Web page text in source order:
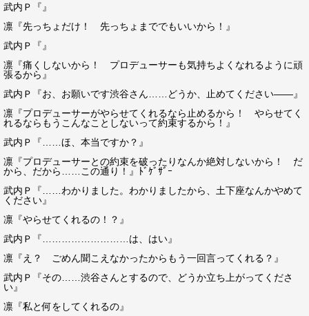
武内Ｐ『』
凛『先っちょだけ！ 先っちょまででもいいから！』
武内Ｐ『』
凛『痛くしないから！ プロデューサーも気持ちよくなれるように頑
張るから』
武内Ｐ『お、お願いです渋谷さん……どうか、止めてください――』
凛『プロデューサーがやらせてくれるなら止めるから！ やらせてく
れるならもうこんなことしないって約束するから！』
武内Ｐ『……ほ、本当ですか？』
凛『プロデューサーとの約束を破ったりなんか絶対しないから！ だ
から、だから……この通り！』ﾄﾞｹﾞｻﾞｰ
武内Ｐ『……わかりました。わかりましたから、土下座なんかやめて
ください』
凛『やらせてくれるの！？』
武内Ｐ『………………………は、はい』
凛『え？ ごめん聞こえなかったからもう一回言ってくれる？』
武内Ｐ『その……渋谷さんとするので、どうか立ち上がってくださ
い』
凛『私と何をしてくれるの』